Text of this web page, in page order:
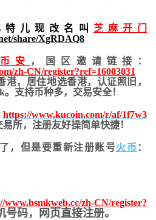
儿现改名叫 芝麻开门
share/XgRDAQ8
币安
，国区邀请链接：
zh-CN/register?ref=16003031
港，居住地选香港，认证照旧，
支持币种多，交易安全！
https://www.kucoin.com/r/af/1f7w3
所，注册友好操简单快捷！
，但是要重新注册账号火币 ：
www.bsmkweb.cc/zh-CN/register?
号码，网页直接注册。